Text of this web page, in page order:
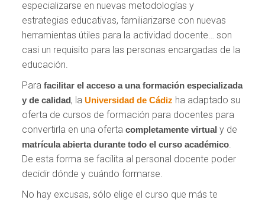
especializarse en nuevas metodologías y
estrategias educativas, familiarizarse con nuevas
herramientas útiles para la actividad docente… son
casi un requisito para las personas encargadas de la
educación.
Parafacilitar el acceso a una formación especializada
y de calidad, laUniversidad de Cádiz ha adaptado su
oferta de cursos de formación para docentes para
convertirla en una ofertacompletamente virtual y de
matrícula abierta durante todo el curso académico.
De esta forma se facilita al personal docente poder
decidir dónde y cuándo formarse.
No hay excusas, sólo elige el curso que más te